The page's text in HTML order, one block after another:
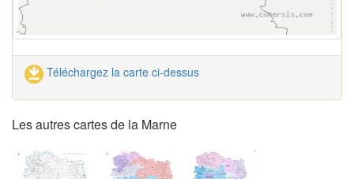
Téléchargez la carte ci-dessus
Les autres cartes de la Marne